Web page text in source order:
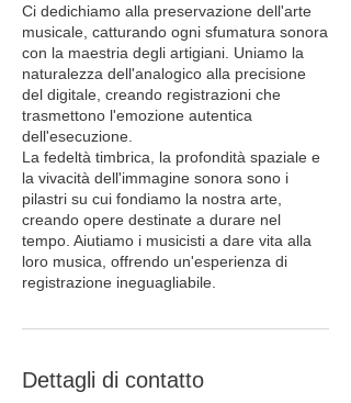
Ci dedichiamo alla preservazione dell'arte
musicale, catturando ogni sfumatura sonora
con la maestria degli artigiani. Uniamo la
naturalezza dell'analogico alla precisione
del digitale, creando registrazioni che
trasmettono l'emozione autentica
dell'esecuzione.
La fedeltà timbrica, la profondità spaziale e
la vivacità dell'immagine sonora sono i
pilastri su cui fondiamo la nostra arte,
creando opere destinate a durare nel
tempo. Aiutiamo i musicisti a dare vita alla
loro musica, offrendo un'esperienza di
registrazione ineguagliabile.
Dettagli di contatto